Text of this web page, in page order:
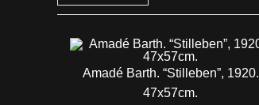
Amadé Barth. “Stilleben”, 1920.
47x57cm.